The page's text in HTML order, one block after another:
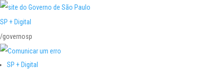
SP + Digital
/governosp
SP + Digital